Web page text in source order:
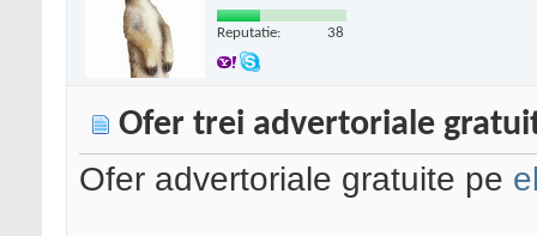
Reputatie: 38
Ofer trei advertoriale
Ofer advertoriale gratuite pe